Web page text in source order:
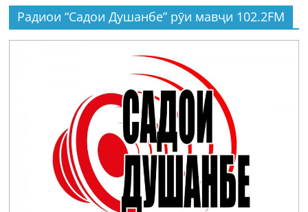
Радиои “Садои Душанбе” рӯи мавҷи 102.2FM